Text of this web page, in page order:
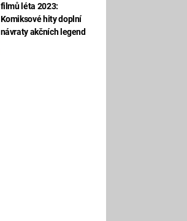
filmů léta 2023:
Komiksové hity doplní
návraty akčních legend